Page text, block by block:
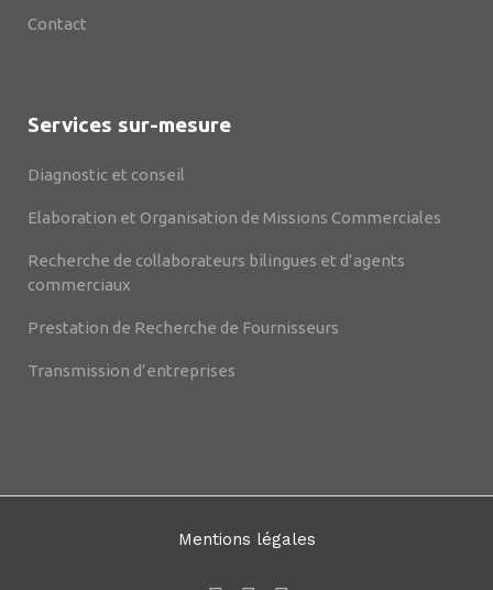
Contact
Services sur-mesure
Diagnostic et conseil
Elaboration et Organisation de Missions Commerciales
Recherche de collaborateurs bilingues et d’agents
commerciaux
Prestation de Recherche de Fournisseurs
Transmission d’entreprises
Mentions légales